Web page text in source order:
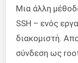
Μια άλλη
SSH – ενός
διακομιστή.
σύνδεση ως root